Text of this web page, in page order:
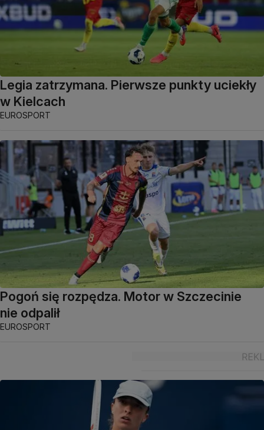
Legia zatrzymana. Pierwsze punkty uciekły
w Kielcach
EUROSPORT
Pogoń się rozpędza. Motor w Szczecinie
nie odpalił
EUROSPORT